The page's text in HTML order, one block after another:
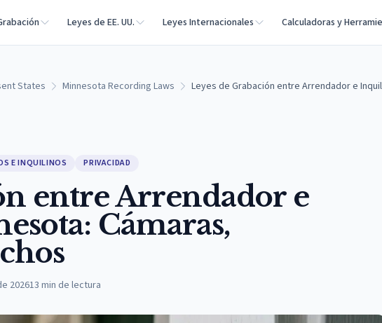
Leyes de EE. UU. Leyes Internacionales Calculadoras y
States Minnesota Recording Laws Leyes de Grabación entre Arrendador e
E INQUILINOS PRIVACIDAD
entre Arrendador e
Cámaras,
202613 min de lectura